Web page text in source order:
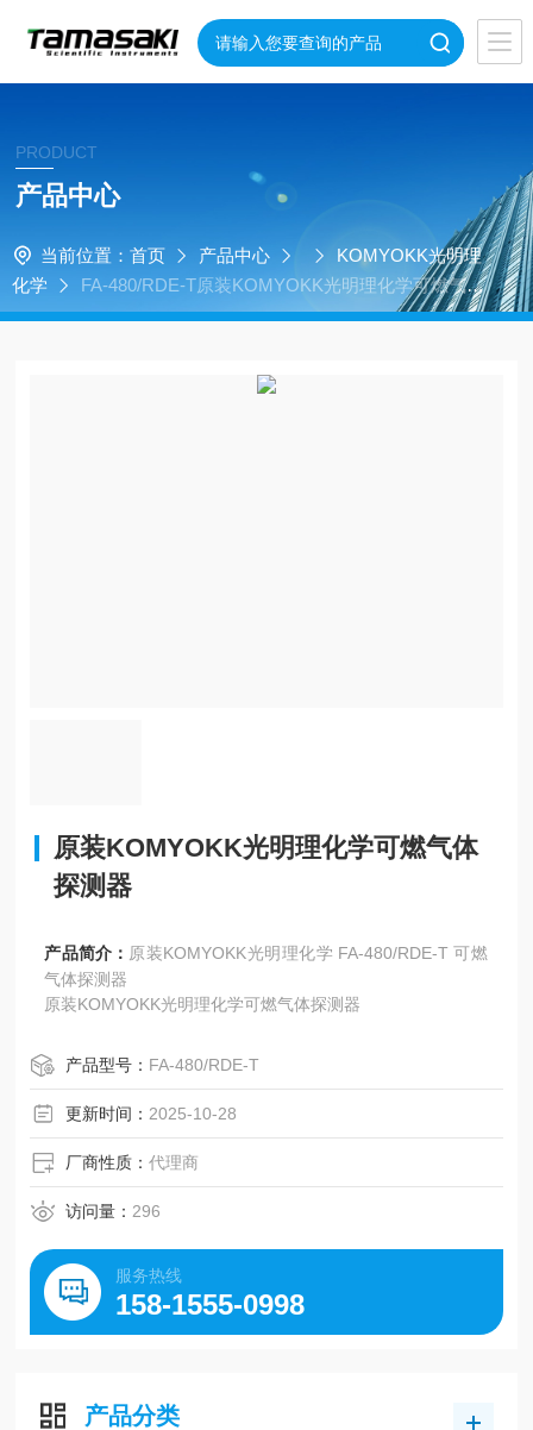
PRODUCT
产品中心
当前位置： 首页 产品中心
KOMYOKK光明理
化学
FA-480/RDE-T原装KOMYOKK光明理化学可燃气体
探测器
原装KOMYOKK光明理化学可燃气体
探测器
产品简介： 原装KOMYOKK光明理化学 FA-480/RDE-T 可燃
气体探测器
原装KOMYOKK光明理化学可燃气体探测器
产品型号： FA-480/RDE-T
更新时间： 2025-10-28
厂商性质：代理商
访问量： 296
服务热线
158-1555-0998
产品分类